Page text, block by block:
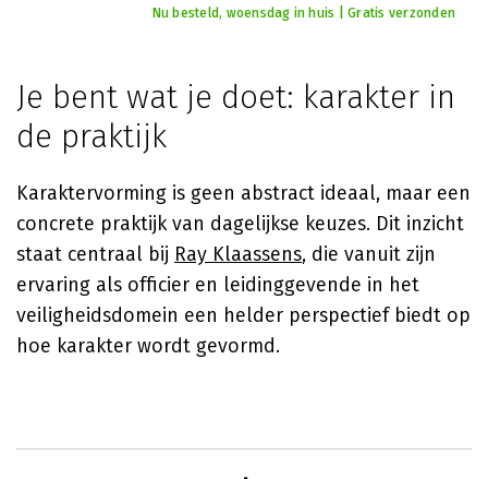
Nu besteld, woensdag in huis | Gratis verzonden
Je bent wat je doet: karakter in
de praktijk
Karaktervorming is geen abstract ideaal, maar een
concrete praktijk van dagelijkse keuzes. Dit inzicht
staat centraal bij Ray Klaassens, die vanuit zijn
ervaring als officier en leidinggevende in het
veiligheidsdomein een helder perspectief biedt op
hoe karakter wordt gevormd.